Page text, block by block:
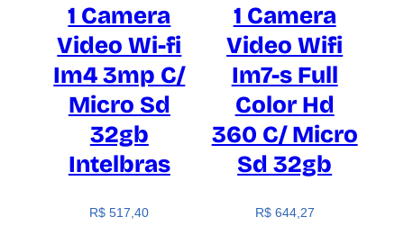
1 Camera
Video Wi-fi
Im4 3mp C/
Micro Sd
32gb
Intelbras
R$ 517,40
1 Camera
Video Wifi
Im7-s Full
Color Hd
360 C/ Micro
Sd 32gb
R$644,27